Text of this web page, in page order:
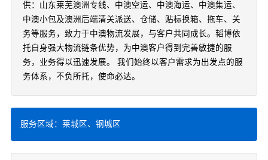
供：山东莱芜澳洲专线、中澳空运、中澳海运、中澳集运、
中澳小包及澳洲后端清关派送、仓储、贴标换箱、拖车、关
务等服务，致力于中澳物流发展，与客户共同成长。韬博依
托自身强大物流链条优势，为中澳客户得到完善敏捷的服
务，业务得以迅速发展。 我们始终以客户需求为出发点的服
务体系，不负所托，使命必达。
服务区域：莱城区、钢城区